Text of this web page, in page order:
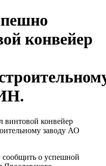
конвейер
о успешной